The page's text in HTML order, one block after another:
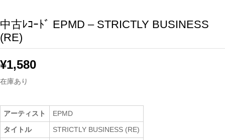
中古ﾚｺｰﾄﾞ EPMD – STRICTLY BUSINESS
(RE)
¥1,580
在庫あり
アーティスト
EPMD
タイトル
STRICTLY BUSINESS (RE)